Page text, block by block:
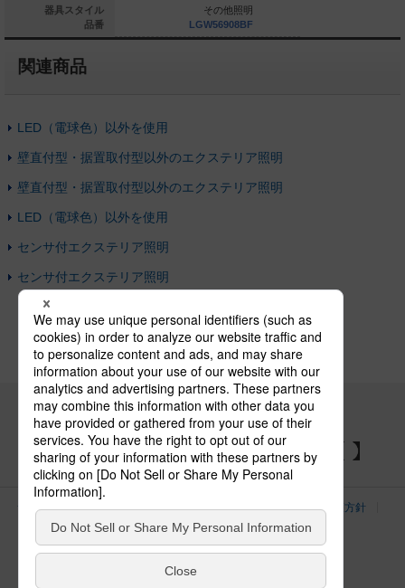
器具スタイル
品番
その他照明
その他照明
LGW56908BF
関連商品
LED（電球色）以外を使用
壁直付型・据置取付型以外のエクステリア照明
壁直付型・据置取付型以外のエクステリア照明
LED（電球色）以外を使用
センサ付エクステリア照明
センサ付エクステリア照明
パナソニックの電気設備 SNSアカウント
サイトのご利用にあたって クッキーポリシー
個人情報保護方針
パナソニック ホールディングス
Area/Country
電気・建築設備（ビジネス）